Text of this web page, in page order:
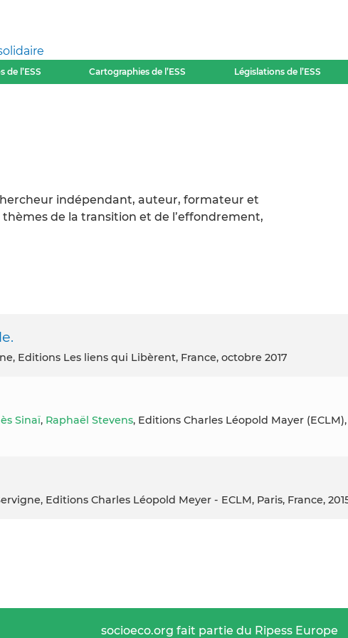
de l’ESS Cartographies de l’ESS Législations de l’ESS
indépendant, auteur, formateur et
de la transition et de l’effondrement,
Editions Les liens qui Libèrent, France, octobre 2017
Sinaï, Raphaël Stevens, Editions Charles Léopold Mayer (ECLM),
Editions Charles Léopold Meyer - ECLM, Paris, France,
socioeco.org fait partie du Ripess Europe